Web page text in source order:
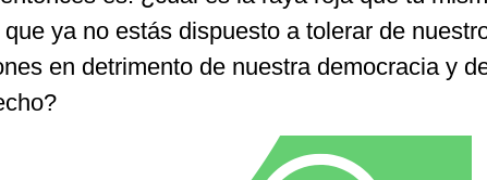
ya no estás dispuesto a tolerar de
en detrimento de nuestra democracia y